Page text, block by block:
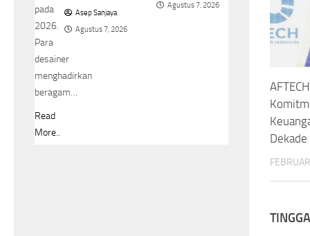
Dekade
pada
2026.
Para
desainer
menghadirkan
beragam…
Read
More..
Asep Sanjaya
Agustus 7, 2026
Agustus 7, 2026